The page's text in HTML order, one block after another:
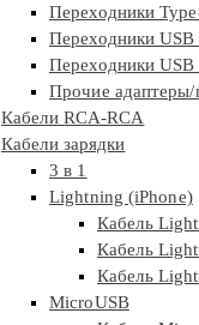
Переходники
Переходники
Переходники USB
Прочие адаптеры/
Кабели RCA-RCA
Кабели зарядки
3 в 1
Lightning (iPhone)
Кабель
Кабель
Кабель
MicroUSB